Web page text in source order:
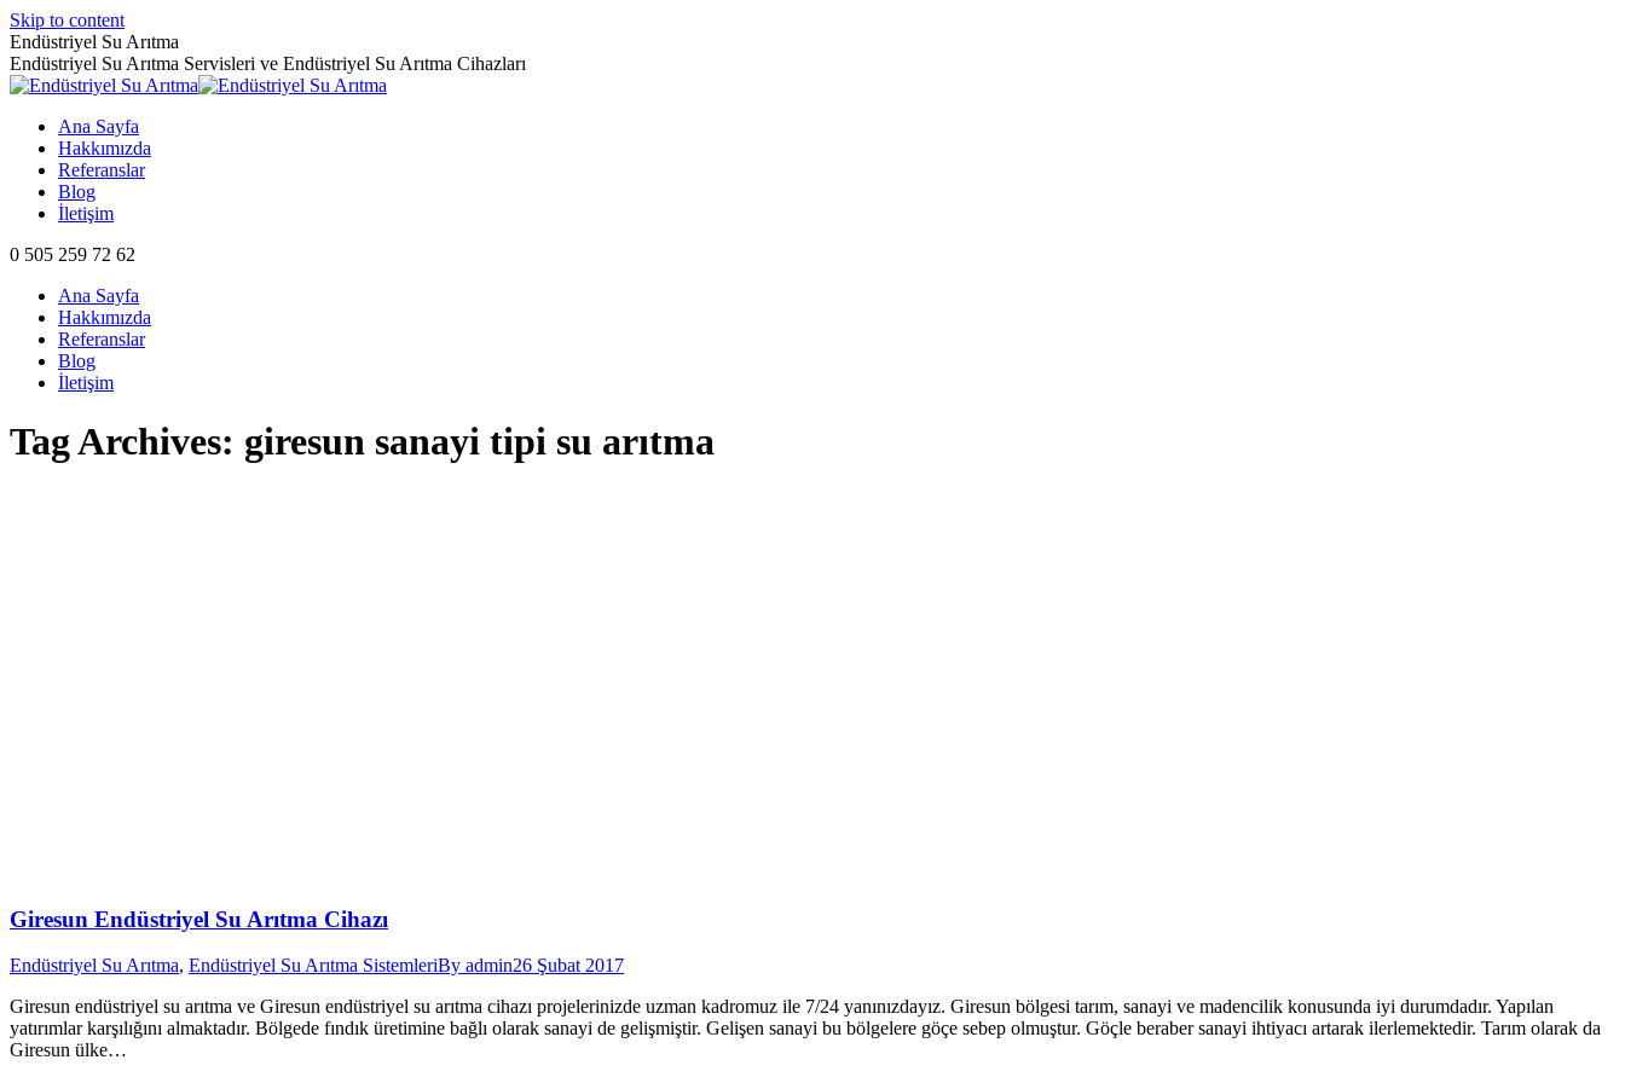
Skip to content
Endüstriyel Su Arıtma
Endüstriyel Su Arıtma Servisleri ve Endüstriyel Su Arıtma Cihazları
Ana Sayfa
Hakkımızda
Referanslar
Blog
İletişim
0 505 259 72 62
Ana Sayfa
Hakkımızda
Referanslar
Blog
İletişim
Tag Archives: giresun sanayi tipi su arıtma
Giresun Endüstriyel Su Arıtma Cihazı
Endüstriyel Su Arıtma, Endüstriyel Su Arıtma SistemleriBy admin26 Şubat 2017
Giresun endüstriyel su arıtma ve Giresun endüstriyel su arıtma cihazı projelerinizde uzman kadromuz ile 7/24 yanınızdayız. Giresun bölgesi tarım, sanayi ve madencilik konusunda iyi durumdadır. Yapılan
yatırımlar karşılığını almaktadır. Bölgede fındık üretimine bağlı olarak sanayi de gelişmiştir. Gelişen sanayi bu bölgelere göçe sebep olmuştur. Göçle beraber sanayi ihtiyacı artarak ilerlemektedir. Tarım olarak da
Giresun ülke…